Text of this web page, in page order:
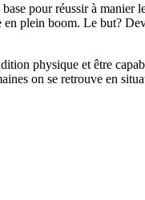
pour réussir à manier
plein boom. Le but?
physique et être
on se retrouve en